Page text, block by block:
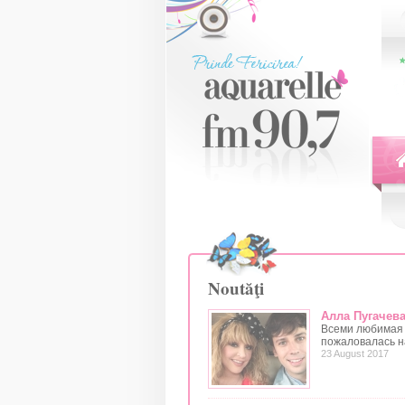
Noutăţi
Алла
Всеми любимая
пожаловалась
23 August 2017